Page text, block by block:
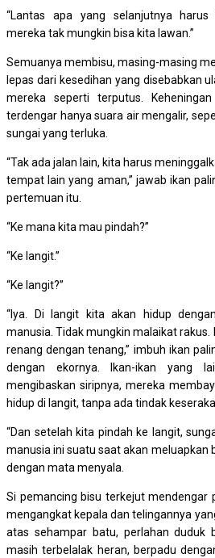
“Lantas apa yang selanjutnya
mereka tak mungkin bisa kita lawan.”
Semuanya membisu, masing-masing
lepas dari kesedihan yang disebabkan
mereka seperti terputus.
terdengar hanya suara air mengalir,
sungai yang terluka.
“Tak ada jalan lain, kita harus
tempat lain yang aman,” jawab ikan
pertemuan itu.
“Ke mana kita mau pindah?”
“Ke langit.”
“Ke langit?”
“Iya. Di langit kita akan hidup
manusia. Tidak mungkin malaikat rakus.
renang dengan tenang,” imbuh ikan
dengan ekornya. Ikan-ikan yang
mengibaskan siripnya, mereka
hidup di langit, tanpa ada tindak
“Dan setelah kita pindah ke langit,
manusia ini suatu saat akan meluapkan
dengan mata menyala.
Si pemancing bisu terkejut mendengar
mengangkat kepala dan telingannya
atas sehampar batu, perlahan duduk
masih terbelalak heran, berpadu